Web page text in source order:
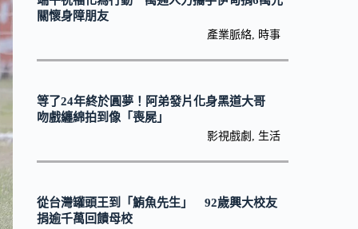
關懷身障朋友
產業脈絡, 時事
等了24年終於圓夢！阿弟發片化身黑道大哥
吻戲纏綿拍到像「喪屍」
影視戲劇 , 生活
從台灣罐頭王到「鮪魚先生」 92歲興大校友
捐逾千萬回饋母校